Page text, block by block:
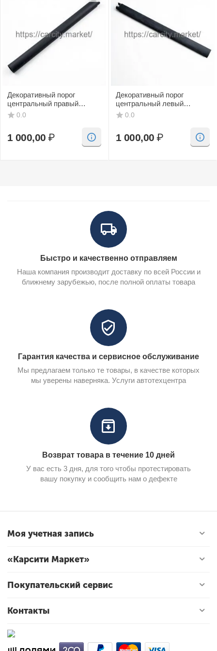
Декоративный порог
центральный правый
(черный, CV) SAAB 9-3
0.0
1 000,00 ₽
Декоративный порог
центральный левый
(черный, CV) SAAB 9-3
0.0
1 000,00 ₽
Быстро и качественно отправляем
Наша компания производит доставку по всей России и
ближнему зарубежью, после полной оплаты товара
Гарантия качества и сервисное обслуживание
Мы предлагаем только те товары, в качестве которых
мы уверены наверняка. Услуги автотехцентра
Возврат товара в течение 10 дней
У вас есть 3 дня, для того чтобы протестировать
вашу покупку и сообщить нам о дефекте
Моя учетная запись
«Карсити Маркет»
Покупательский сервис
Контакты